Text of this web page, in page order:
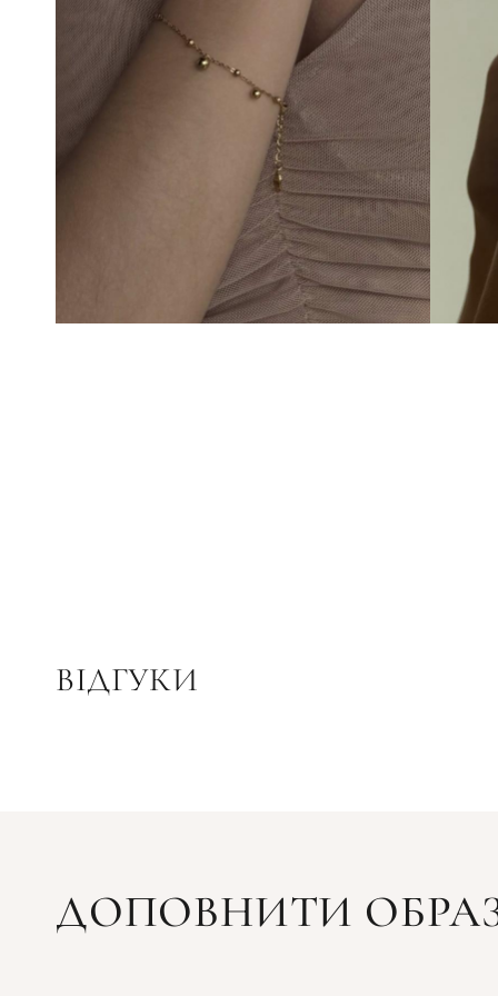
ВІДГУКИ
ДОПОВНИТИ